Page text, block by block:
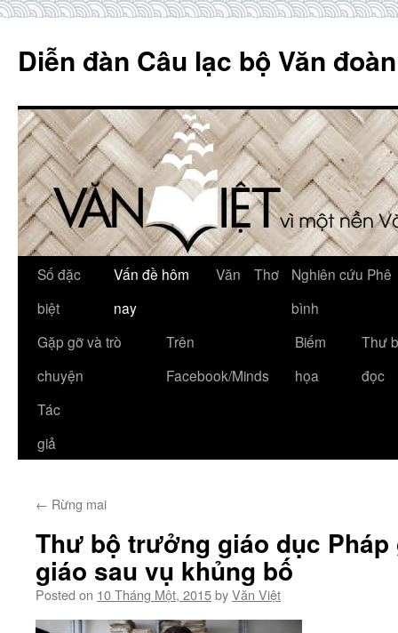
content
Diễn đàn Câu lạc bộ Văn
Số đặc
biệt
Vấn đề hôm
nay
Văn Thơ
Nghiên cứu Phê
bình
Gặp gỡ và trò
chuyện
Trên
Facebook/Minds
Biếm
họa
Thư
đọc
Tác
giả
← Rừng mai
Thư bộ trưởng giáo dục
giáo sau vụ khủng bố
Posted on 10 Tháng Một, 2015byVăn Việt